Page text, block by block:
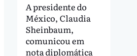
A presidente do
México, Claudia
Sheinbaum,
comunicou em
nota diplomática